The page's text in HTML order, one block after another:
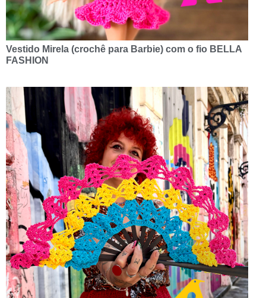
Vestido Mirela (crochê para Barbie) com o fio BELLA
FASHION